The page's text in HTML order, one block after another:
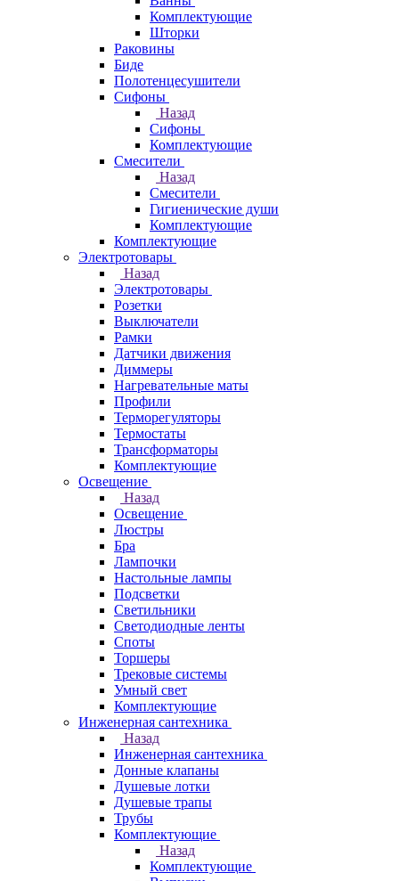
Комплектующие
Шторки
Раковины
Биде
Полотенцесушители
Сифоны
Назад
Сифоны
Комплектующие
Смесители
Назад
Смесители
Гигиенические души
Комплектующие
Комплектующие
Электротовары
Назад
Электротовары
Розетки
Выключатели
Рамки
Датчики движения
Диммеры
Нагревательные маты
Профили
Терморегуляторы
Термостаты
Трансформаторы
Комплектующие
Освещение
Назад
Освещение
Люстры
Бра
Лампочки
Настольные лампы
Подсветки
Светильники
Светодиодные ленты
Споты
Торшеры
Трековые системы
Умный свет
Комплектующие
Инженерная сантехника
Назад
Инженерная сантехника
Донные клапаны
Душевые лотки
Душевые трапы
Трубы
Комплектующие
Назад
Комплектующие